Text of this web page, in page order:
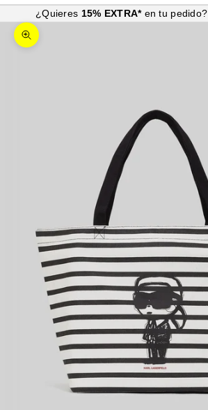
¿Quieres 15% EXTRA* en tu pedido?
Zoom